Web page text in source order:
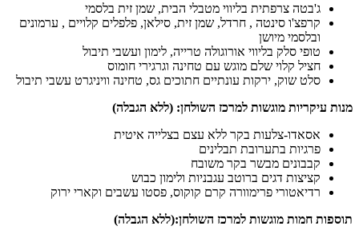
ג'בטה צרפתית בליווי מטבלי הבית, שמן זית בלסמי
קרפצ'ו סינטה , חרדל, שמן זית, סילאן, פלפלים קלויים , ערמונים
ובלסמי מיושן
טופי סלק בליווי אורוגולה טרייה, לימון ועשבי תיבול
חציל קלוי שלם מוגש עם טחינה וגרגירי חומוס
סלט שוק, ירקות עונתיים חתוכים גס, טחינה וויניגרט עשבי תיבול
מנות עיקריות מוגשות למרכז השולחן: (ללא הגבלה)
אסאדו-צלעות בקר ללא עצם בצלייה איטית
פרגיות בתערובת תבלינים
קבבונים מבשר בקר משובח
קציצות דגים ברוטב עגבניות ולימון כבוש
רדיאטורי פרימוורה קרם קוקוס, פסטו עשבים וקארי ירוק
תוספות חמות מוגשות למרכז השולחן:(ללא הגבלה)